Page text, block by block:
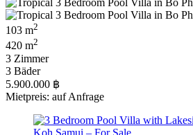
103 m2
420 m2
3 Zimmer
3 Bäder
5.900.000 ฿
Mietpreis: auf Anfrage